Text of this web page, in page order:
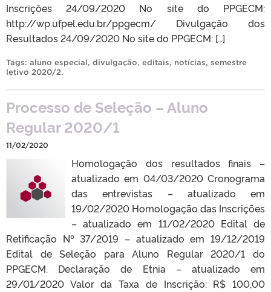
Inscrições 24/09/2020 No site do PPGECM:
http://wp.ufpel.edu.br/ppgecm/ Divulgação dos
Resultados 24/09/2020 No site do PPGECM: […]
Tags: aluno especial, divulgação, editais, notícias, semestre
letivo 2020/2.
Processo de Seleção – Aluno
Regular 2020/1
11/02/2020
Homologação dos resultados finais –
atualizado em 04/03/2020 Cronograma
das entrevistas – atualizado em
19/02/2020 Homologação das Inscrições
– atualizado em 11/02/2020 Edital de
Retificação Nº 37/2019 – atualizado em 19/12/2019
Edital de Seleção para Aluno Regular 2020/1 do
PPGECM. Declaração de Etnia – atualizado em
29/01/2020 Valor da Taxa de Inscrição: R$ 100,00